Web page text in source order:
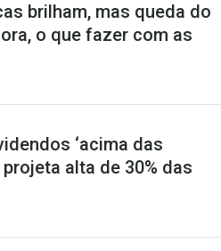
brilham, mas queda do
o que fazer com as
‘acima das
alta de 30% das